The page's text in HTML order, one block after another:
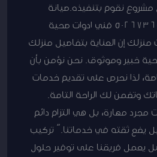
نقوم بتنفيذه.صيانة
حمامات في الكويت | 50267365 فني ادوات صحية
إن العناية بتفاصيل منزلك
صحية خبير وموثوق. نحن نؤمن بأن
لذا نحرص على تقديم خدمات
وتضمن لك الراحة التامة.
مهارة، بل هي التزام دائم
يضع ثقته في خدماتنا.” تركيب
يعمل فريقنا على توفير حلول